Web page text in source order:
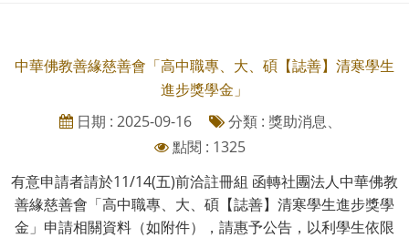
中華佛教善緣慈善會「高中職專、大、碩【誌善】清寒學生
進步獎學金」
日期 : 2025-09-16
分類 : 獎助消息、
點閱 : 1325
有意申請者請於11/14(五)前洽註冊組 函轉社團法人中華佛教
善緣慈善會「高中職專、大、碩【誌善】清寒學生進步獎學
金」申請相關資料（如附件），請惠予公告，以利學生依限